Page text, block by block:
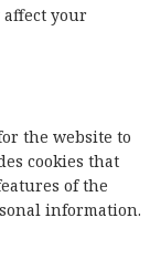
affect your
the website to
cookies that
of the
information.